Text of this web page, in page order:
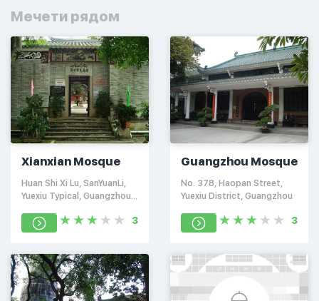
Мечети рядом
Xianxian Mosque
Huan Shi Xi Lu, SanYuanLi,
Yuexiu Typical, Guangzhou
Wilson, Китай, 510403
3
Guangzhou Mosque
No. 378, Haopan Street,
Yuexiu District, Guangzhou
3